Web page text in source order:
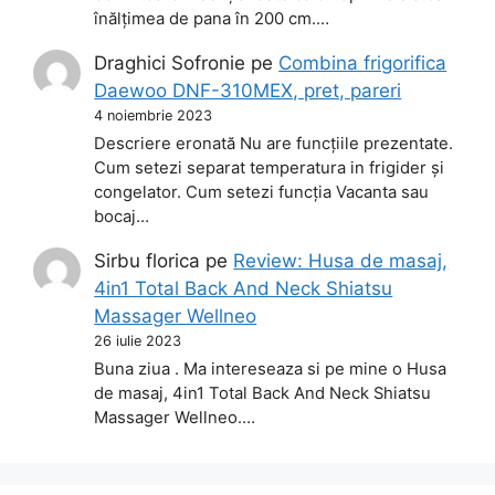
înălțimea de pana în 200 cm.…
Draghici Sofronie pe Combina frigorifica
Daewoo DNF-310MEX, pret, pareri
4 noiembrie 2023
Descriere eronată Nu are funcțiile prezentate.
Cum setezi separat temperatura in frigider și
congelator. Cum setezi funcția Vacanta sau
bocaj…
Sirbu florica pe Review: Husa de masaj,
4in1 Total Back And Neck Shiatsu
Massager Wellneo
26 iulie 2023
Buna ziua . Ma intereseaza si pe mine o Husa
de masaj, 4in1 Total Back And Neck Shiatsu
Massager Wellneo.…